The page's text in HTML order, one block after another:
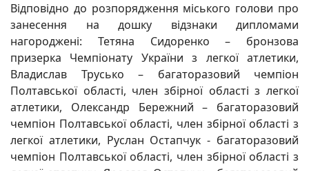
Відповідно до розпорядження міського голови про
занесення на дошку відзнаки дипломами
нагороджені: Тетяна Сидоренко – бронзова
призерка Чемпіонату України з легкої атлетики,
Владислав Трусько – багаторазовий чемпіон
Полтавської області, член збірної області з легкої
атлетики, Олександр Бережний – багаторазовий
чемпіон Полтавської області, член збірної області з
легкої атлетики, Руслан Остапчук - багаторазовий
чемпіон Полтавської області, член збірної області з